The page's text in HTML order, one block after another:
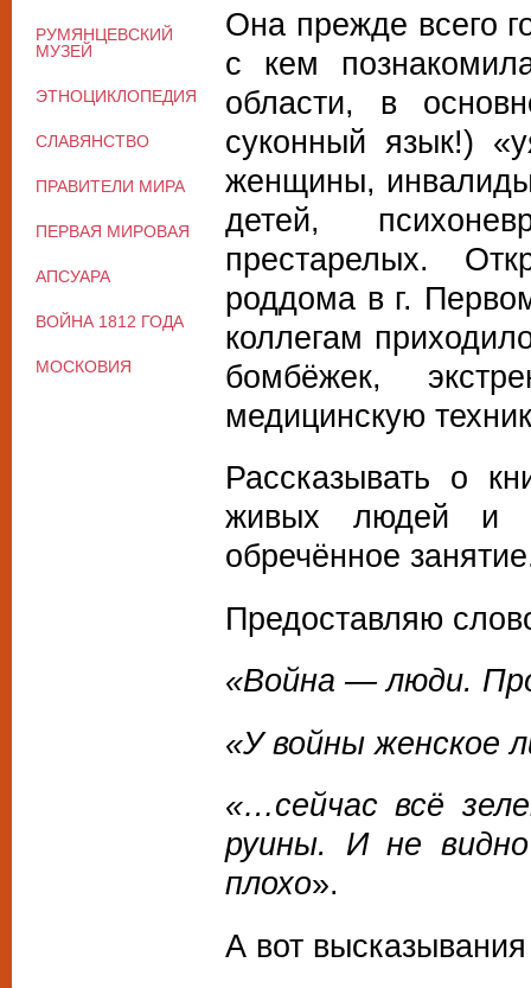
Она прежде всего
с кем
области, в
суконный язык!)
женщины,
детей,
престарелых.
роддома в г.
коллегам
бомбёжек,
медицинскую
Рассказывать о
живых людей и
обречённое
Предоставляю
«Война — люди.
«У войны женское
«…сейчас всё
руины. И не
плохо».
А вот
РУМЯНЦЕВСКИЙ
МУЗЕЙ
ЭТНОЦИКЛОПЕДИЯ
СЛАВЯНСТВО
ПРАВИТЕЛИ МИРА
ПЕРВАЯ МИРОВАЯ
АПСУАРА
ВОЙНА 1812 ГОДА
МОСКОВИЯ